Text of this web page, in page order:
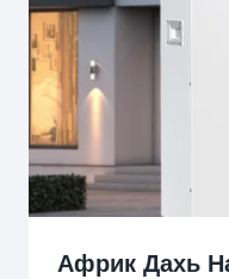
Африк Дахь